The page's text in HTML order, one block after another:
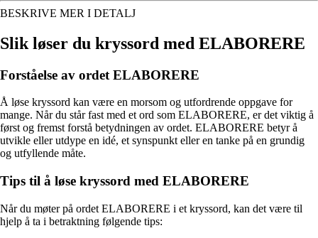
BESKRIVE MER I DETALJ
Slik løser du kryssord med ELABORERE
Forståelse av ordet ELABORERE
Å løse kryssord kan være en morsom og utfordrende oppgave for
mange. Når du står fast med et ord som ELABORERE, er det viktig å
først og fremst forstå betydningen av ordet. ELABORERE betyr å
utvikle eller utdype en idé, et synspunkt eller en tanke på en grundig
og utfyllende måte.
Tips til å løse kryssord med ELABORERE
Når du møter på ordet ELABORERE i et kryssord, kan det være til
hjelp å ta i betraktning følgende tips: